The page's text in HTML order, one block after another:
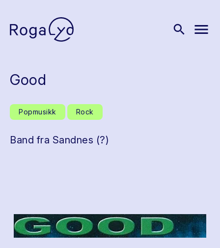
search menu
Good
Popmusikk Rock
Band fra Sandnes (?)